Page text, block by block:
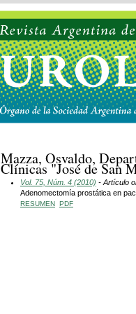
Mazza, Osvaldo,
Clínicas "José de San
Vol. 75, Núm. 4 (2010) - Artículo
Adenomectomía prostática en
RESUMEN PDF